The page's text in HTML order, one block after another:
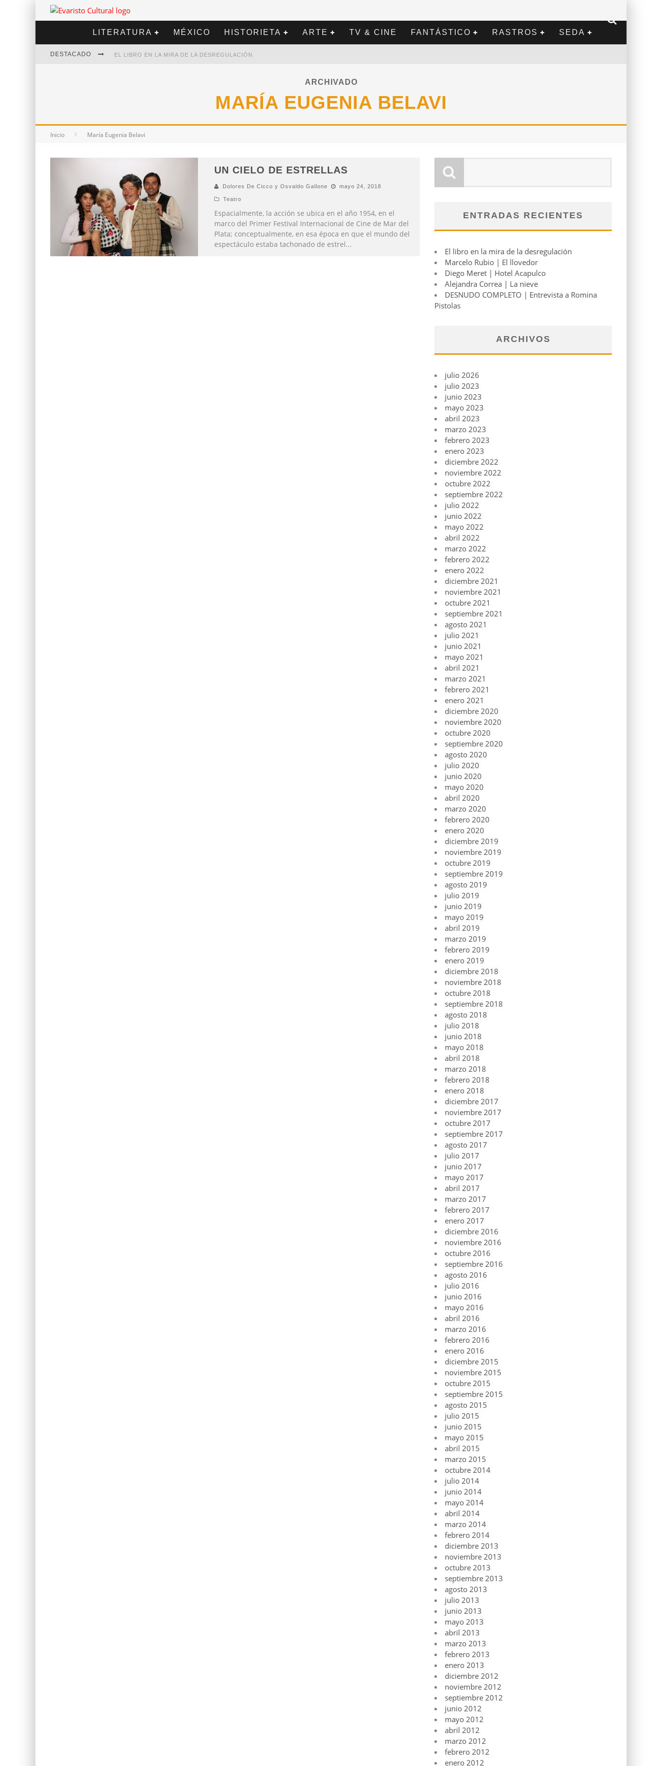
LITERATURA MÉXICO HISTORIETA ARTE TV & CINE FANTÁSTICO RASTROS SEDA
DESTACADO EL LIBRO EN LA MIRA DE LA DESREGULACIÓN
DIEGO MERET | HOTEL ACAPULCO
ARCHIVADO
MARÍA EUGENIA BELAVI
Inicio María Eugenia Belavi
UN CIELO DE ESTRELLAS
Dolores De Cicco y Osvaldo Gallone mayo 24, 2018
Teatro
Espacialmente, la acción se ubica en el año 1954, en el
marco del Primer Festival Internacional de Cine de Mar del
Plata; conceptualmente, en esa época en que el mundo del
espectáculo estaba tachonado de estrel...
ENTRADAS RECIENTES
El libro en la mira de la desregulación
Marcelo Rubio | El llovedor
Diego Meret | Hotel Acapulco
Alejandra Correa | La nieve
DESNUDO COMPLETO | Entrevista a Romina
Pistolas
ARCHIVOS
julio 2026
julio 2023
junio 2023
mayo 2023
abril 2023
marzo 2023
febrero 2023
enero 2023
diciembre 2022
noviembre 2022
octubre 2022
septiembre 2022
julio 2022
junio 2022
mayo 2022
abril 2022
marzo 2022
febrero 2022
enero 2022
diciembre 2021
noviembre 2021
octubre 2021
septiembre 2021
agosto 2021
julio 2021
junio 2021
mayo 2021
abril 2021
marzo 2021
febrero 2021
enero 2021
diciembre 2020
noviembre 2020
octubre 2020
septiembre 2020
agosto 2020
julio 2020
junio 2020
mayo 2020
abril 2020
marzo 2020
febrero 2020
enero 2020
diciembre 2019
noviembre 2019
octubre 2019
septiembre 2019
agosto 2019
julio 2019
junio 2019
mayo 2019
abril 2019
marzo 2019
febrero 2019
enero 2019
diciembre 2018
noviembre 2018
octubre 2018
septiembre 2018
agosto 2018
julio 2018
junio 2018
mayo 2018
abril 2018
marzo 2018
febrero 2018
enero 2018
diciembre 2017
noviembre 2017
octubre 2017
septiembre 2017
agosto 2017
julio 2017
junio 2017
mayo 2017
abril 2017
marzo 2017
febrero 2017
enero 2017
diciembre 2016
noviembre 2016
octubre 2016
septiembre 2016
agosto 2016
julio 2016
junio 2016
mayo 2016
abril 2016
marzo 2016
febrero 2016
enero 2016
diciembre 2015
noviembre 2015
octubre 2015
septiembre 2015
agosto 2015
julio 2015
junio 2015
mayo 2015
abril 2015
marzo 2015
octubre 2014
julio 2014
junio 2014
mayo 2014
abril 2014
marzo 2014
febrero 2014
diciembre 2013
noviembre 2013
octubre 2013
septiembre 2013
agosto 2013
julio 2013
junio 2013
mayo 2013
abril 2013
marzo 2013
febrero 2013
enero 2013
diciembre 2012
noviembre 2012
septiembre 2012
junio 2012
mayo 2012
abril 2012
marzo 2012
febrero 2012
enero 2012